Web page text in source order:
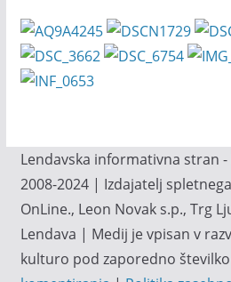
Lendavska informativna stran
2008-2024 | Izdajatelj
OnLine., Leon Novak s.p., Trg
Lendava | Medij je vpisan v
kulturo pod zaporedno